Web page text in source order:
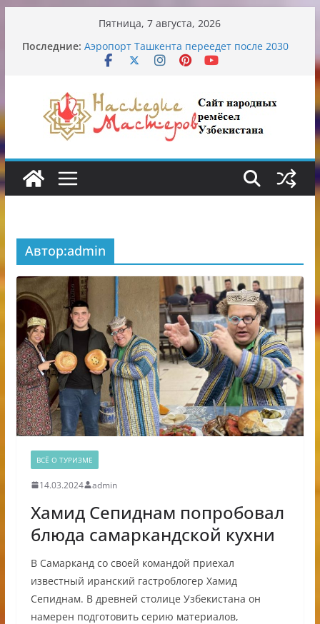
содержимому
Пятница, 7 августа, 2026
Последние: Узбекские традиционные узоры:
символика и происхождение
Опасная диета Алины Загитовой
От знахарей до университетских клиник
Обрушение на одном из ключевых
перекрёстков Ташкента: перекрыт
путепровод на Буюк Ипак Йули
Автор:admin
ВСЁ О ТУРИЗМЕ
14.03.2024 admin
Хамид Сепиднам попробовал
блюда самаркандской кухни
В Самарканд со своей командой приехал
известный иранский гастроблогер Хамид
Сепиднам. В древней столице Узбекистана он
намерен подготовить серию материалов,